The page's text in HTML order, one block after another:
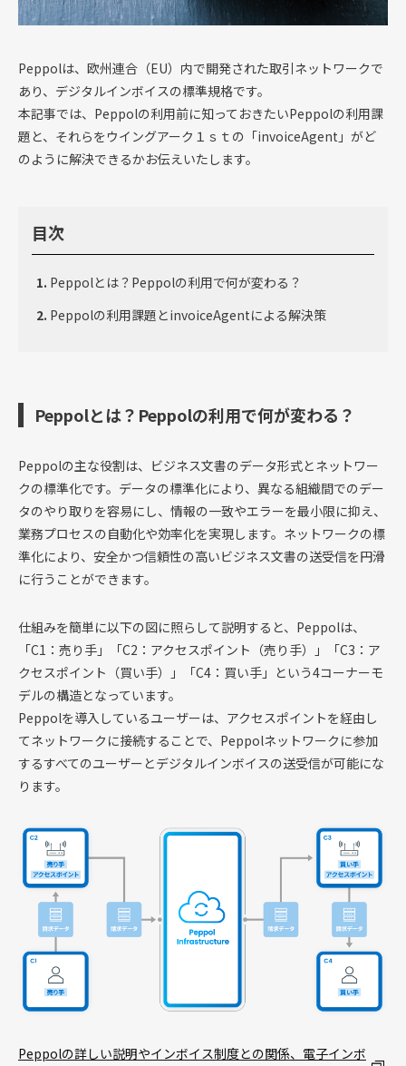
Peppolは、欧州連合（EU）内で開発された取引ネットワークで
あり、デジタルインボイスの標準規格です。
本記事では、Peppolの利用前に知っておきたいPeppolの利用課
題と、それらをウイングアーク１ｓｔの「invoiceAgent」がど
のように解決できるかお伝えいたします。
目次
Peppolとは？Peppolの利用で何が変わる？
Peppolの利用課題とinvoiceAgentによる解決策
Peppolとは？Peppolの利用で何が変わる？
Peppolの主な役割は、ビジネス文書のデータ形式とネットワー
クの標準化です。データの標準化により、異なる組織間でのデー
タのやり取りを容易にし、情報の一致やエラーを最小限に抑え、
業務プロセスの自動化や効率化を実現します。ネットワークの標
準化により、安全かつ信頼性の高いビジネス文書の送受信を円滑
に行うことができます。
仕組みを簡単に以下の図に照らして説明すると、Peppolは、
「C1：売り手」「C2：アクセスポイント（売り手）」「C3：ア
クセスポイント（買い手）」「C4：買い手」という4コーナーモ
デルの構造となっています。
Peppolを導入しているユーザーは、アクセスポイントを経由し
てネットワークに接続することで、Peppolネットワークに参加
するすべてのユーザーとデジタルインボイスの送受信が可能にな
ります。
Peppolの詳しい説明やインボイス制度との関係、電子インボ